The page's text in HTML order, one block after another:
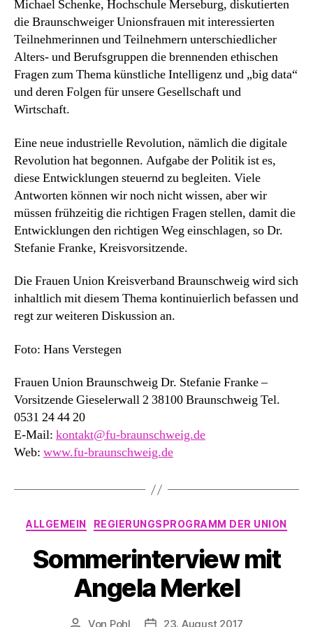
Michael Schenke, Hochschule Merseburg, diskutierten
die Braunschweiger Unionsfrauen mit interessierten
Teilnehmerinnen und Teilnehmern unterschiedlicher
Alters- und Berufsgruppen die brennenden ethischen
Fragen zum Thema künstliche Intelligenz und „big data“
und deren Folgen für unsere Gesellschaft und
Wirtschaft.
Eine neue industrielle Revolution, nämlich die digitale
Revolution hat begonnen. Aufgabe der Politik ist es,
diese Entwicklungen steuernd zu begleiten. Viele
Antworten können wir noch nicht wissen, aber wir
müssen frühzeitig die richtigen Fragen stellen, damit die
Entwicklungen den richtigen Weg einschlagen, so Dr.
Stefanie Franke, Kreisvorsitzende.
Die Frauen Union Kreisverband Braunschweig wird sich
inhaltlich mit diesem Thema kontinuierlich befassen und
regt zur weiteren Diskussion an.
Foto: Hans Verstegen
Frauen Union Braunschweig Dr. Stefanie Franke –
Vorsitzende Gieselerwall 2 38100 Braunschweig Tel.
0531 24 44 20
E-Mail: kontakt@fu-braunschweig.de
Web: www.fu-braunschweig.de
Kategorien
ALLGEMEIN REGIERUNGSPROGRAMM DER UNION
Sommerinterview mit
Angela Merkel
Von Pohl 23. August 2017